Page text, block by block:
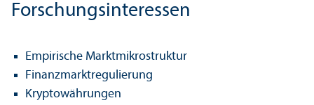
Forschungs­interessen
Empirische Markt­mikrostruktur
Finanz­markt­regulierung
Kryptowährungen